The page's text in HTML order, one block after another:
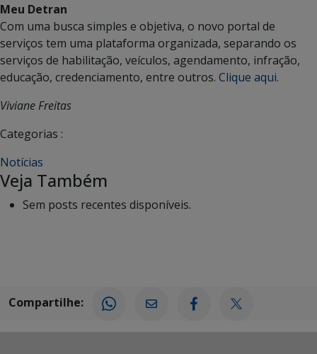
Meu Detran
Com uma busca simples e objetiva, o novo portal de
serviços tem uma plataforma organizada, separando os
serviços de habilitação, veículos, agendamento, infração,
educação, credenciamento, entre outros. Clique aqui.
Viviane Freitas
Categorias :
Notícias
Veja Também
Sem posts recentes disponíveis.
Compartilhe: